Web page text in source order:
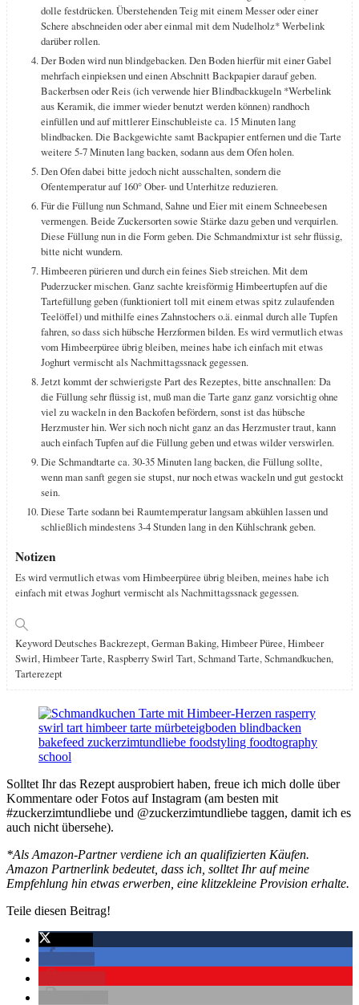
dolle festdrücken. Überstehenden Teig mit einem Messer oder einer
Schere abschneiden oder aber einmal mit dem Nudelholz* Werbelink
darüber rollen.
Der Boden wird nun blindgebacken. Den Boden hierfür mit einer Gabel
mehrfach einpieksen und einen Abschnitt Backpapier darauf geben.
Backerbsen oder Reis (ich verwende hier Blindbackkugeln *Werbelink
aus Keramik, die immer wieder benutzt werden können) randhoch
einfüllen und auf mittlerer Einschubleiste ca. 15 Minuten lang
blindbacken. Die Backgewichte samt Backpapier entfernen und die Tarte
weitere 5-7 Minuten lang backen, sodann aus dem Ofen holen.
Den Ofen dabei bitte jedoch nicht ausschalten, sondern die
Ofentemperatur auf 160° Ober- und Unterhitze reduzieren.
Für die Füllung nun Schmand, Sahne und Eier mit einem Schneebesen
vermengen. Beide Zuckersorten sowie Stärke dazu geben und verquirlen.
Diese Füllung nun in die Form geben. Die Schmandmixtur ist sehr flüssig,
bitte nicht wundern.
Himbeeren pürieren und durch ein feines Sieb streichen. Mit dem
Puderzucker mischen. Ganz sachte kreisförmig Himbeertupfen auf die
Tartefüllung geben (funktioniert toll mit einem etwas spitz zulaufenden
Teelöffel) und mithilfe eines Zahnstochers o.ä. einmal durch alle Tupfen
fahren, so dass sich hübsche Herzformen bilden. Es wird vermutlich etwas
vom Himbeerpüree übrig bleiben, meines habe ich einfach mit etwas
Joghurt vermischt als Nachmittagssnack gegessen.
Jetzt kommt der schwierigste Part des Rezeptes, bitte anschnallen: Da
die Füllung sehr flüssig ist, muß man die Tarte ganz ganz vorsichtig ohne
viel zu wackeln in den Backofen befördern, sonst ist das hübsche
Herzmuster hin. Wer sich noch nicht ganz an das Herzmuster traut, kann
auch einfach Tupfen auf die Füllung geben und etwas wilder verswirlen.
Die Schmandtarte ca. 30-35 Minuten lang backen, die Füllung sollte,
wenn man sanft gegen sie stupst, nur noch etwas wackeln und gut gestockt
sein.
Diese Tarte sodann bei Raumtemperatur langsam abkühlen lassen und
schließlich mindestens 3-4 Stunden lang in den Kühlschrank geben.
Notizen
Es wird vermutlich etwas vom Himbeerpüree übrig bleiben, meines habe ich
einfach mit etwas Joghurt vermischt als Nachmittagssnack gegessen.
KeywordDeutsches Backrezept, German Baking, Himbeer Püree, Himbeer
Swirl, Himbeer Tarte, Raspberry Swirl Tart, Schmand Tarte, Schmandkuchen,
Tarterezept
Solltet Ihr das Rezept ausprobiert haben, freue ich mich dolle über
Kommentare oder Fotos auf Instagram (am besten mit
#zuckerzimtundliebe und @zuckerzimtundliebe taggen, damit ich es
auch nicht übersehe).
*Als Amazon-Partner verdiene ich an qualifizierten Käufen.
Amazon Partnerlink bedeutet, dass ich, solltet Ihr auf meine
Empfehlung hin etwas erwerben, eine klitzekleine Provision erhalte.
Teile diesen Beitrag!